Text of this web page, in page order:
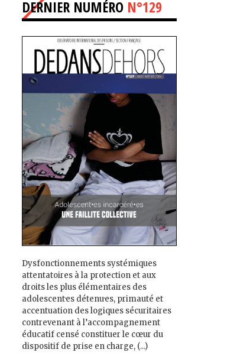
DERNIER NUMÉRO N°129
Dysfonctionnements systémiques
attentatoires à la protection et aux
droits les plus élémentaires des
adolescent·es détenu·es, primauté et
accentuation des logiques sécuritaires
contrevenant à l’accompagnement
éducatif censé constituer le cœur du
dispositif de prise en charge, (...)